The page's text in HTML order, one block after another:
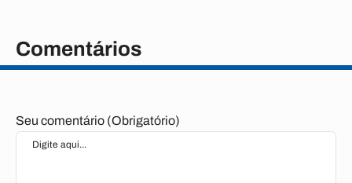
Comentários
Seu comentário (Obrigatório)